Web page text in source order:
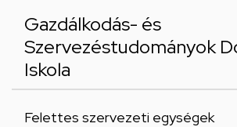
Gazdálkodás- és
Szervezéstudományok
Iskola
Felettes szervezeti egységek